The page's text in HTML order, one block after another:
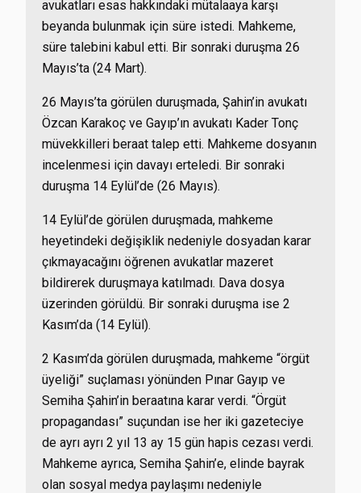
avukatları esas hakkındaki mütalaaya karşı
beyanda bulunmak için süre istedi. Mahkeme,
süre talebini kabul etti. Bir sonraki duruşma 26
Mayıs’ta (24 Mart).
26 Mayıs’ta görülen duruşmada, Şahin’in avukatı
Özcan Karakoç ve Gayıp’ın avukatı Kader Tonç
müvekkilleri beraat talep etti. Mahkeme dosyanın
incelenmesi için davayı erteledi. Bir sonraki
duruşma 14 Eylül’de (26 Mayıs).
14 Eylül’de görülen duruşmada, mahkeme
heyetindeki değişiklik nedeniyle dosyadan karar
çıkmayacağını öğrenen avukatlar mazeret
bildirerek duruşmaya katılmadı. Dava dosya
üzerinden görüldü. Bir sonraki duruşma ise 2
Kasım’da (14 Eylül).
2 Kasım’da görülen duruşmada, mahkeme “örgüt
üyeliği” suçlaması yönünden Pınar Gayıp ve
Semiha Şahin’in beraatına karar verdi. “Örgüt
propagandası” suçundan ise her iki gazeteciye
de ayrı ayrı 2 yıl 13 ay 15 gün hapis cezası verdi.
Mahkeme ayrıca, Semiha Şahin’e, elinde bayrak
olan sosyal medya paylaşımı nedeniyle